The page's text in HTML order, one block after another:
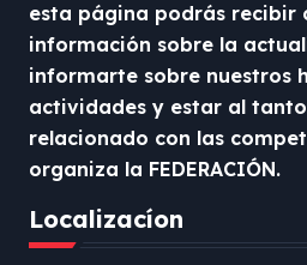
esta página podrás recibir
información sobre la
informarte sobre nuestros
actividades y estar al
relacionado con las
organiza la FEDERACIÓN.
Localizacíon